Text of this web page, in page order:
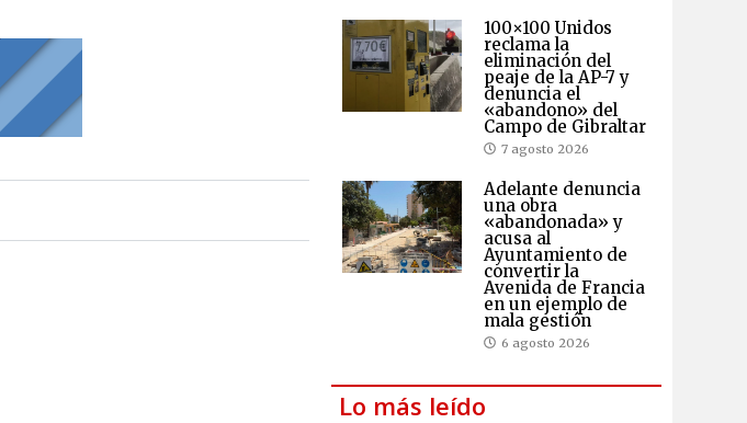
100×100 Unidos
reclama la
eliminación del
peaje de la AP-7 y
denuncia el
«abandono» del
Campo de Gibraltar
7 agosto 2026
Adelante denuncia
una obra
«abandonada» y
acusa al
Ayuntamiento de
convertir la
Avenida de Francia
en un ejemplo de
mala gestión
6 agosto 2026
Lo más leído